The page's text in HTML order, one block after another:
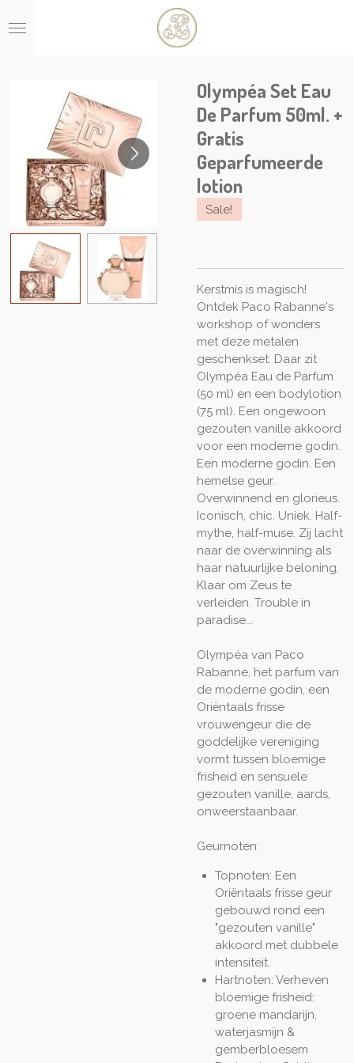
direct
Olympéa Set Eau
De Parfum 50ml. +
Gratis
Geparfumeerde
lotion
Sale!
Kerstmis is magisch!
Ontdek Paco Rabanne's
workshop of wonders
met deze metalen
geschenkset. Daar zit
Olympéa Eau de Parfum
(50 ml) en een bodylotion
(75 ml). Een ongewoon
gezouten vanille akkoord
voor een moderne godin.
Een moderne godin. Een
hemelse geur.
Overwinnend en glorieus.
Iconisch, chic. Uniek. Half-
mythe, half-muse. Zij lacht
naar de overwinning als
haar natuurlijke beloning.
Klaar om Zeus te
verleiden. Trouble in
paradise...
Olympéa van Paco
Rabanne, het parfum van
de moderne godin, een
Oriëntaals frisse
vrouwengeur die de
goddelijke vereniging
vormt tussen bloemige
frisheid en sensuele
gezouten vanille, aards,
onweerstaanbaar.
Geurnoten:
Topnoten: Een
Oriëntaals frisse geur
gebouwd rond een
"gezouten vanille"
akkoord met dubbele
intensiteit.
Hartnoten: Verheven
bloemige frisheid:
groene mandarijn,
waterjasmijn &
gemberbloesem